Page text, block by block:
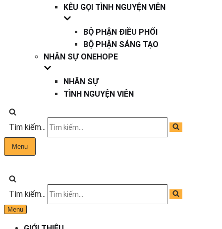
KÊU GỌI TÌNH NGUYỆN VIÊN
BỘ PHẬN ĐIỀU PHỐI
BỘ PHẬN SÁNG TẠO
NHÂN SỰ ONEHOPE
NHÂN SỰ
TÌNH NGUYỆN VIÊN
Tìm kiếm...
Menu
Tìm kiếm...
Menu